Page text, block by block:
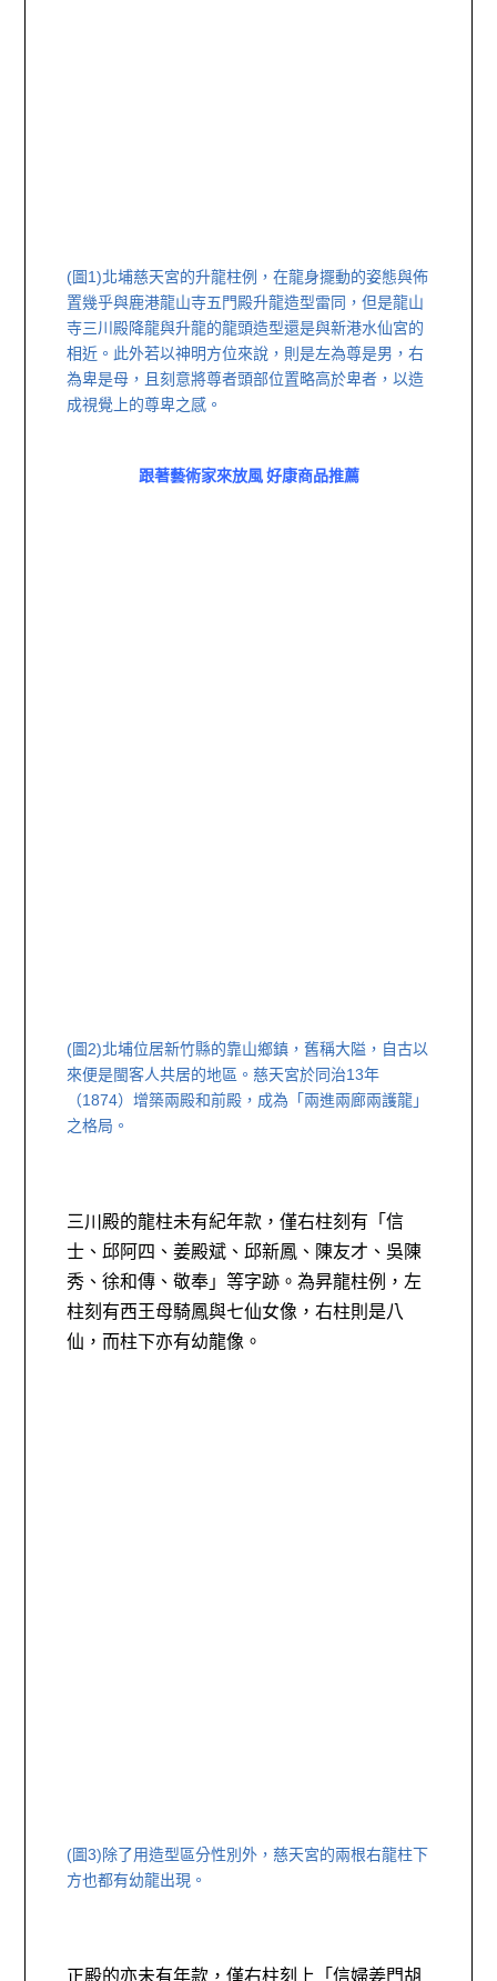
(圖1)北埔慈天宮的升龍柱例，在龍身擺動的姿態與佈
置幾乎與鹿港龍山寺五門殿升龍造型雷同，但是龍山
寺三川殿降龍與升龍的龍頭造型還是與新港水仙宮的
相近。 此外若以神明方位來說，則是左為尊是男，右
為卑是母，且刻意將尊者頭部位置略高於卑者，以造
成視覺上的尊卑之感。
跟著藝術家來放風 好康商品推薦
(圖2)北埔位居新竹縣的靠山鄉鎮，舊稱大隘，自古以
來便是閩客人共居的地區。慈天宮於同治13年
（1874）增築兩殿和前殿，成為「兩進兩廊兩護龍」
之格局。
三川殿的龍柱未有紀年款，僅右柱刻有「信
士、邱阿四、姜殿斌、邱新鳳、陳友才、吳陳
秀、徐和傳、敬奉」等字跡。為昇龍柱例，左
柱刻有西王母騎鳳與七仙女像，右柱則是八
仙，而柱下亦有幼龍像。
(圖3)除了用造型區分性別外，慈天宮的兩根右龍柱下
方也都有幼龍出現。
正殿的亦未有年款，僅右柱刻上「信婦姜門胡